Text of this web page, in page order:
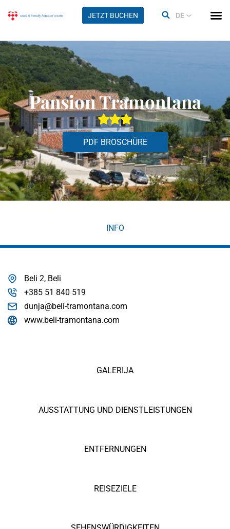
JETZT BUCHEN DE
Pansion Tramontana
PDF BROSCHÜRE
INFO
GALERIJA
AUSSTATTUNG UND DIENSTLEISTUNGEN
ENTFERNUNGEN
REISEZIELE
Beli 2, Beli
+385 51 840 519
dunja@beli-tramontana.com
www.beli-tramontana.com